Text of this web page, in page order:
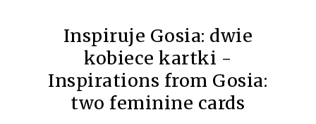
Inspiruje Gosia: dwie
kobiece kartki -
Inspirations from Gosia:
two feminine cards